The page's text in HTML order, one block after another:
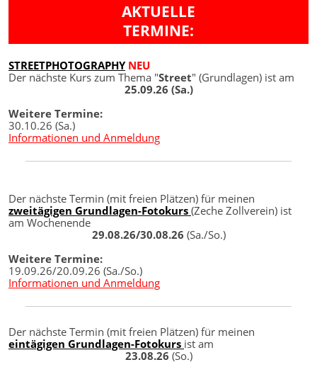
AKTUELLE
TERMINE:
STREETPHOTOGRAPHY NEU
Der nächste Kurs zum Thema "Street" (Grundlagen) ist am
25.09.26 (Sa.)
Weitere Termine:
30.10.26 (Sa.)
Informationen und Anmeldung
Der nächste Termin (mit freien Plätzen) für meinen
zweitägigen Grundlagen-Fotokurs (Zeche Zollverein) ist
am Wochenende
29.08.26/30.08.26 (Sa./So.)
Weitere Termine:
19.09.26/20.09.26 (Sa./So.)
Informationen und Anmeldung
Der nächste Termin (mit freien Plätzen) für meinen
eintägigen Grundlagen-Fotokurs ist am
23.08.26 (So.)